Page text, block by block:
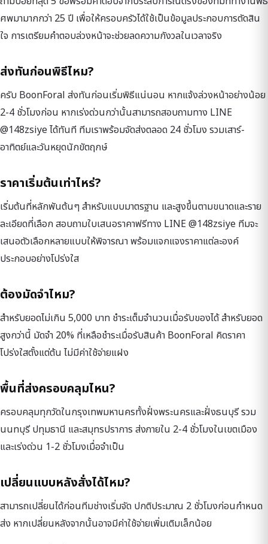
ศพมามากกว่า 25 ปี เพื่อให้ครอบครัวได้ใช้เป็นข้อมูลประกอบการตัดสิน
ใจ การเตรียมคำตอบล่วงหน้าจะช่วยลดความกังวลในเวลาจริง
ส่งทันก่อนพิธีไหม?
ครับ BoonForal ส่งทันก่อนเริ่มพิธีแน่นอน หากแจ้งล่วงหน้าอย่างน้อย
2-4 ชั่วโมงก่อน หากเร่งด่วนกว่านั้นสามารถสอบถามทาง LINE
@148zsiye ได้ทันที ทีมเราพร้อมจัดส่งตลอด 24 ชั่วโมง รวมเสาร์-
อาทิตย์และวันหยุดนักขัตฤกษ์
ราคาเริ่มต้นเท่าไหร่?
เริ่มต้นที่หลักพันต้นๆ สำหรับแบบมาตรฐาน และสูงขึ้นตามขนาดและราย
ละเอียดที่เลือก สอบถามใบเสนอราคาฟรีทาง LINE @148zsiye ทีมจะ
เสนอตัวเลือกหลายแบบให้พิจารณา พร้อมแจกแจงราคาแต่ละองค์
ประกอบอย่างโปร่งใส
ต้องมัดจำไหม?
สำหรับยอดไม่เกิน 5,000 บาท ชำระเต็มจำนวนเมื่อรับของได้ สำหรับยอด
สูงกว่านี้ มัดจำ 20% ที่เหลือชำระเมื่อรับสินค้า BoonForal คิดราคา
โปร่งใสตั้งแต่ต้น ไม่มีค่าใช้จ่ายแฝง
พื้นที่ส่งครอบคลุมไหน?
ครอบคลุมทุกวัดในกรุงเทพมหานครทั้งฝั่งพระนครและฝั่งธนบุรี รวม
นนทบุรี ปทุมธานี และสมุทรปราการ ส่งภายใน 2-4 ชั่วโมงในเขตเมือง
และเร่งด่วน 1-2 ชั่วโมงเมื่อจำเป็น
เปลี่ยนแบบหลังสั่งได้ไหม?
สามารถเปลี่ยนได้ก่อนทีมช่างเริ่มจัด ปกติประมาณ 2 ชั่วโมงก่อนกำหนด
ส่ง หากเปลี่ยนหลังจากนั้นอาจมีค่าใช้จ่ายเพิ่มเติมเล็กน้อย